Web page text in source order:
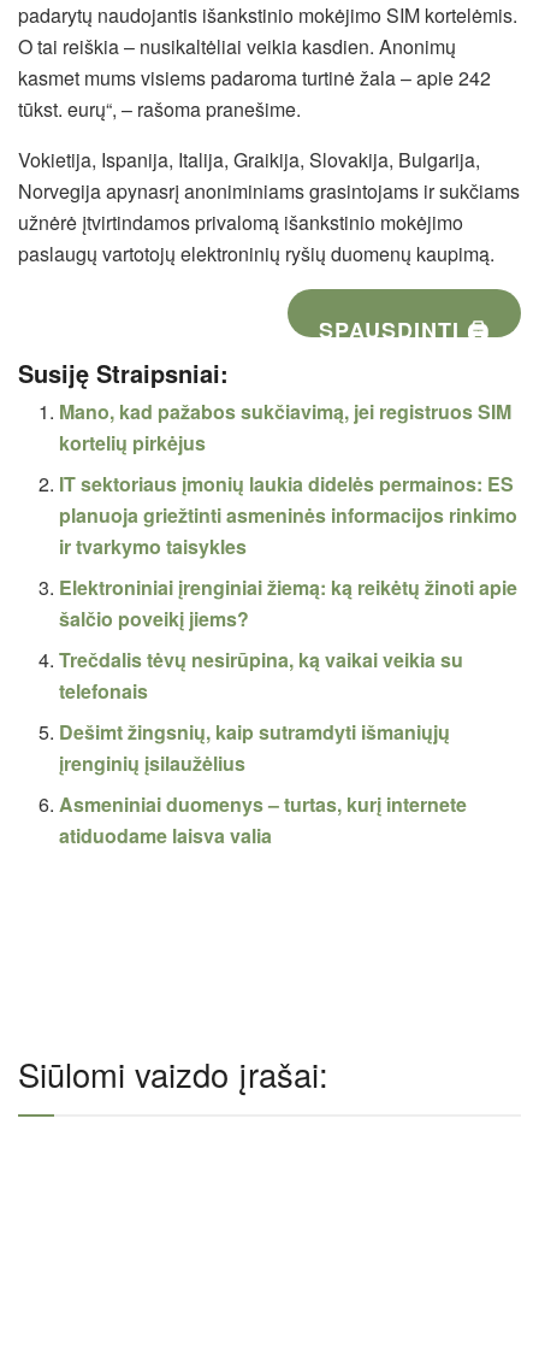
padarytų naudojantis išankstinio mokėjimo SIM kortelėmis.
O tai reiškia – nusikaltėliai veikia kasdien. Anonimų
kasmet mums visiems padaroma turtinė žala – apie 242
tūkst. eurų“, – rašoma pranešime.
Vokietija, Ispanija, Italija, Graikija, Slovakija, Bulgarija,
Norvegija apynasrį anoniminiams grasintojams ir sukčiams
užnėrė įtvirtindamos privalomą išankstinio mokėjimo
paslaugų vartotojų elektroninių ryšių duomenų kaupimą.
SPAUSDINTI 🖨
Susiję Straipsniai:
Mano, kad pažabos sukčiavimą, jei registruos SIM
kortelių pirkėjus
IT sektoriaus įmonių laukia didelės permainos: ES
planuoja griežtinti asmeninės informacijos rinkimo
ir tvarkymo taisykles
Elektroniniai įrenginiai žiemą: ką reikėtų žinoti apie
šalčio poveikį jiems?
Trečdalis tėvų nesirūpina, ką vaikai veikia su
telefonais
Dešimt žingsnių, kaip sutramdyti išmaniųjų
įrenginių įsilaužėlius
Asmeniniai duomenys – turtas, kurį internete
atiduodame laisva valia
Siūlomi vaizdo įrašai: